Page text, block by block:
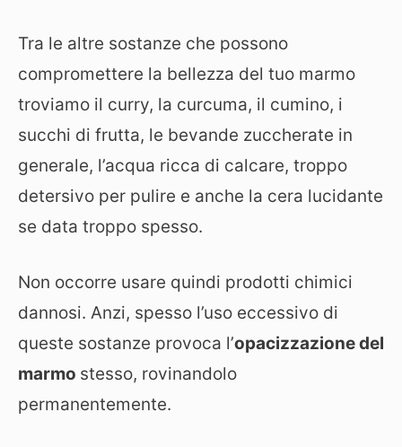
Tra le altre sostanze che possono
compromettere la bellezza del tuo marmo
troviamo il curry, la curcuma, il cumino, i
succhi di frutta, le bevande zuccherate in
generale, l’acqua ricca di calcare, troppo
detersivo per pulire e anche la cera lucidante
se data troppo spesso.
Non occorre usare quindi prodotti chimici
dannosi. Anzi, spesso l’uso eccessivo di
queste sostanze provoca l’opacizzazione del
marmo stesso, rovinandolo
permanentemente.